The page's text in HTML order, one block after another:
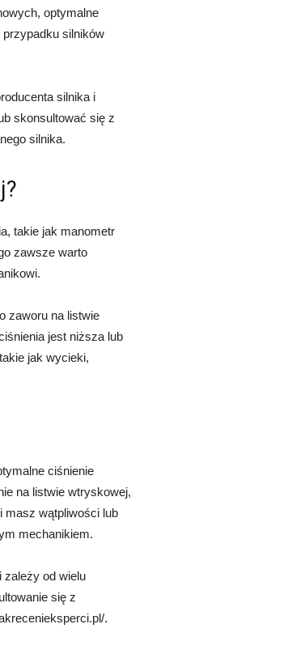
optymalne
silników
silnika i
skonsultować się z
silnika.
takie jak manometr
zawsze warto
zaworu na listwie
jest niższa lub
jak wycieki,
ciśnienie
na listwie wtryskowej,
masz wątpliwości lub
mechanikiem.
zależy od wielu
się z
.